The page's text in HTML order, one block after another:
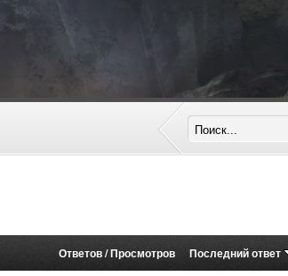
Ответов/Просмотров Последний ответ